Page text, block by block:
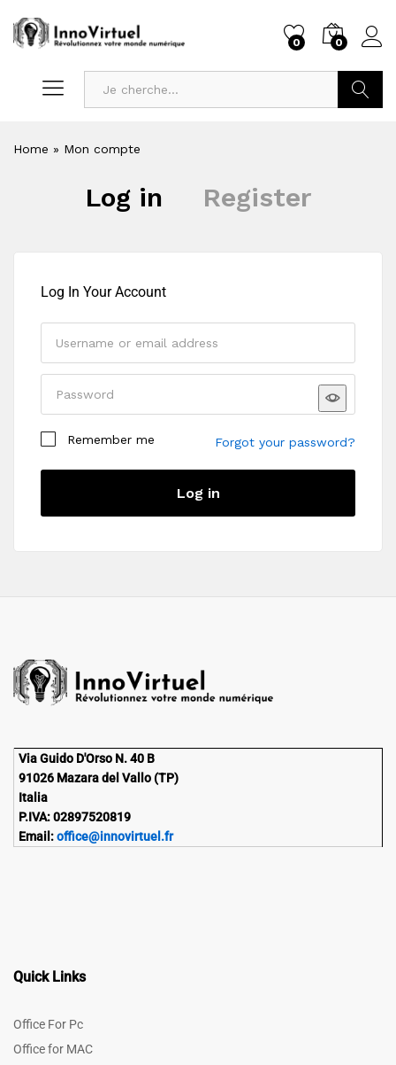
0 0
Home » Mon compte
Log in Register
Log In Your Account
Remember me Forgot your password?
Log in
Your personal data will be used to support your
experience throughout this website, to manage
Via Guido D'Orso N. 40 B
91026 Mazara del Vallo (TP)
Italia
P.IVA: 02897520819
Email:office@innovirtuel.fr
Quick Links
Office For Pc
Office for MAC